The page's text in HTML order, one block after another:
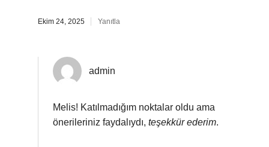
Ekim 24, 2025 Yanıtla
admin
Melis! Katılmadığım noktalar oldu ama
önerileriniz faydalıydı, teşekkür ederim.